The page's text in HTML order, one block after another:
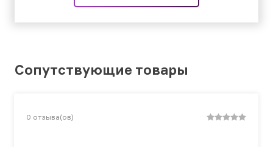
Сопутствующие товары
0 отзыва(ов)